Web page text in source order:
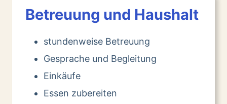
Betreuung und Haushalt
stundenweise Betreuung
Gesprache und Begleitung
Einkäufe
Essen zubereiten